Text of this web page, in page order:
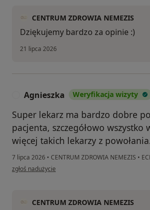
CENTRUM ZDROWIA NEMEZIS
Dziękujemy bardzo za opinie :)
21 lipca 2026
Agnieszka Weryfikacja wizyty
Super lekarz ma bardzo dobre
pacjenta, szczegółowo wszystko
więcej takich lekarzy z
7 lipca 2026 • CENTRUM ZDROWIA NEMEZIS •
w opinii użytkownika Agnieszka
zgłoś nadużycie
CENTRUM ZDROWIA NEMEZIS